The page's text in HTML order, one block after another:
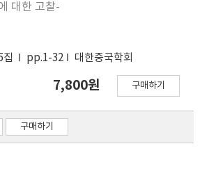
대한 고찰-
집 pp.1-32 대한중국학회
7,800원 구매하기
구매하기